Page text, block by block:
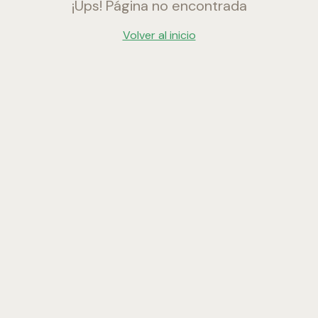
¡Ups! Página no encontrada
Volver al inicio